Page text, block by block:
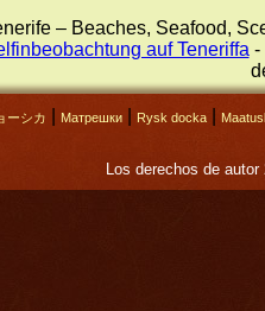
– Beaches, Seafood,
auf Teneriffa -
ーシカ Матрешки Rysk docka
Los derechos de